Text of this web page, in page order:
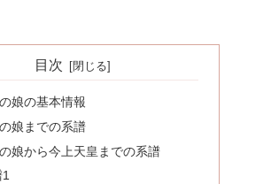
目次
娘の基本情報
娘までの系譜
娘から今上天皇までの系譜
1